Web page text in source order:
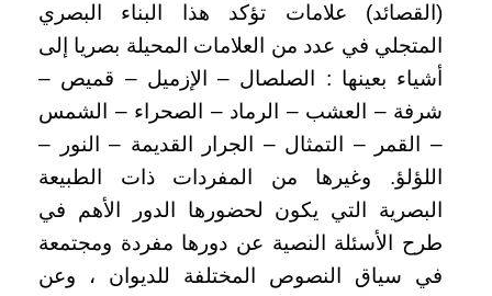
(القصائد) علامات تؤكد هذا البناء البصري
المتجلي في عدد من العلامات المحيلة بصريا إلى
أشياء بعينها : الصلصال – الإزميل – قميص –
شرفة – العشب – الرماد – الصحراء – الشمس
– القمر – التمثال – الجرار القديمة – النور –
اللؤلؤ. وغيرها من المفردات ذات الطبيعة
البصرية التي يكون لحضورها الدور الأهم في
طرح الأسئلة النصية عن دورها مفردة ومجتمعة
في سياق النصوص المختلفة للديوان ، وعن